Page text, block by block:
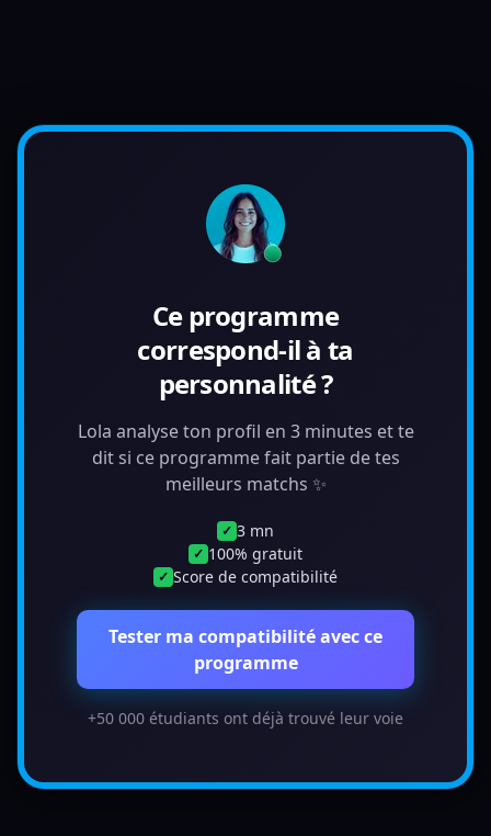
Ce programme
correspond-il à ta
personnalité ?
Lola analyse ton profil en 3 minutes et te
dit si ce programme fait partie de tes
meilleurs matchs ✨
✓ 3 mn
✓ 100% gratuit
✓ Score de compatibilité
Tester ma compatibilité avec ce
programme
+50 000 étudiants ont déjà trouvé leur voie